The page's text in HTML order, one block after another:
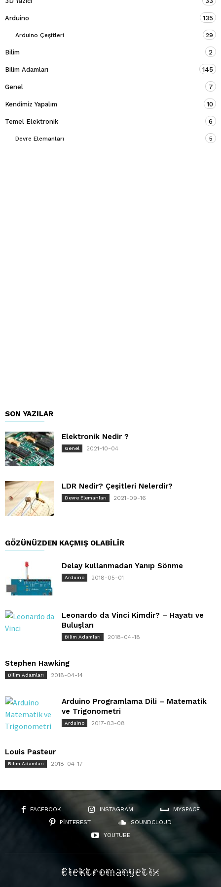
Arduino 135
Arduino Çeşitleri 29
Bilim 2
Bilim Adamları 145
Genel 7
Kendimiz Yapalım 10
Temel Elektronik 6
Devre Elemanları 5
SON YAZILAR
Elektronik Nedir ?
Genel 2021-10-04
LDR Nedir? Çeşitleri Nelerdir?
Devre Elemanları 2021-09-16
GÖZÜNÜZDEN KAÇMIŞ OLABILIR
Delay kullanmadan Yanıp Sönme
Arduino 2018-05-01
Leonardo da Vinci Kimdir? – Hayatı ve
Buluşları
Bilim Adamları 2018-04-18
Stephen Hawking
Bilim Adamları 2018-04-14
Arduino Programlama Dili – Matematik
ve Trigonometri
Arduino 2017-03-08
Louis Pasteur
Bilim Adamları 2018-04-17
FACEBOOK INSTAGRAM
MYSPACE
PINTEREST
SOUNDCLOUD
YOUTUBE